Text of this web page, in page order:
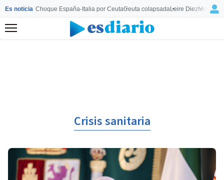
Es noticia Choque España-Italia por CeutaCeuta colapsadaLeire Diez
Menú
Crisis sanitaria